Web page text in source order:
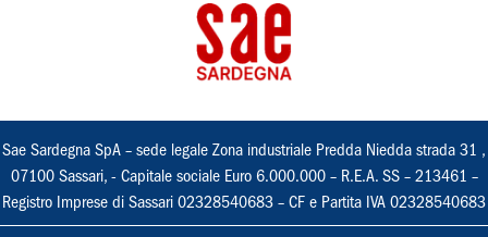
Sae Sardegna SpA – sede legale Zona industriale Predda Niedda strada 31 ,
07100 Sassari, - Capitale sociale Euro 6.000.000 – R.E.A. SS – 213461 –
Registro Imprese di Sassari 02328540683 – CF e Partita IVA 02328540683